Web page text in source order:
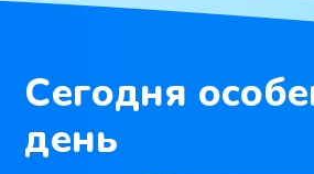
Сегодня
день